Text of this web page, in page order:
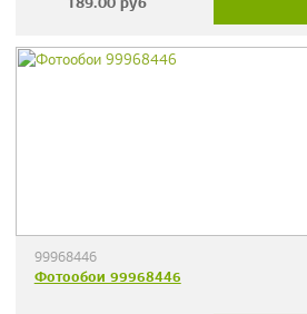
99968446
Фотообои 99968446